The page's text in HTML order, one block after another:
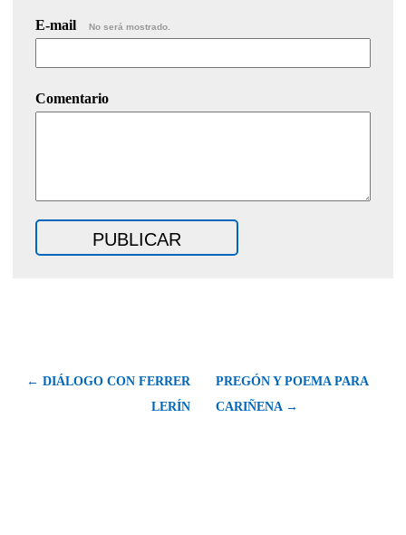
E-mail No será mostrado.
Comentario
← DIÁLOGO CON FERRER
LERÍN
PREGÓN Y POEMA PARA
CARIÑENA →